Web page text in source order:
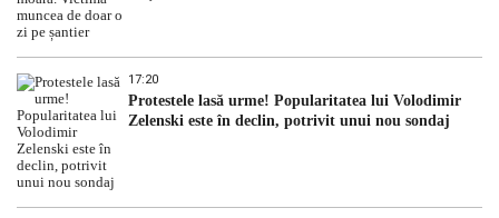
17:20
Protestele lasă urme! Popularitatea lui Volodimir
Zelenski este în declin, potrivit unui nou sondaj